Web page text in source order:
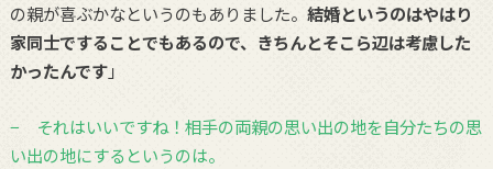
の親が喜ぶかなというのもありました。 結婚というのはやはり
家同士ですることでもあるので、きちんとそこら辺は考慮した
かったんです」
− それはいいですね！相手の両親の思い出の地を自分たちの思
い出の地にするというのは。